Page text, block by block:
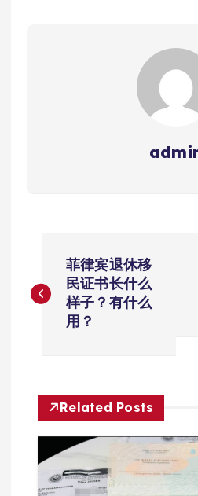
章
菲律宾退休移
民证书长什么
样子？有什么
用？
Related Posts